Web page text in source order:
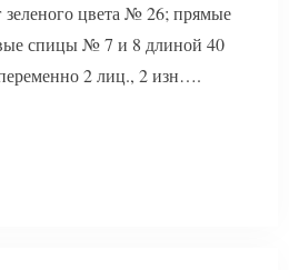
зеленого цвета № 26; прямые
спицы № 7 и 8 длиной 40
2 лиц., 2 изн….